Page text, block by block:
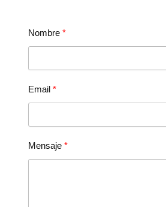
Nombre
Email
Mensaje